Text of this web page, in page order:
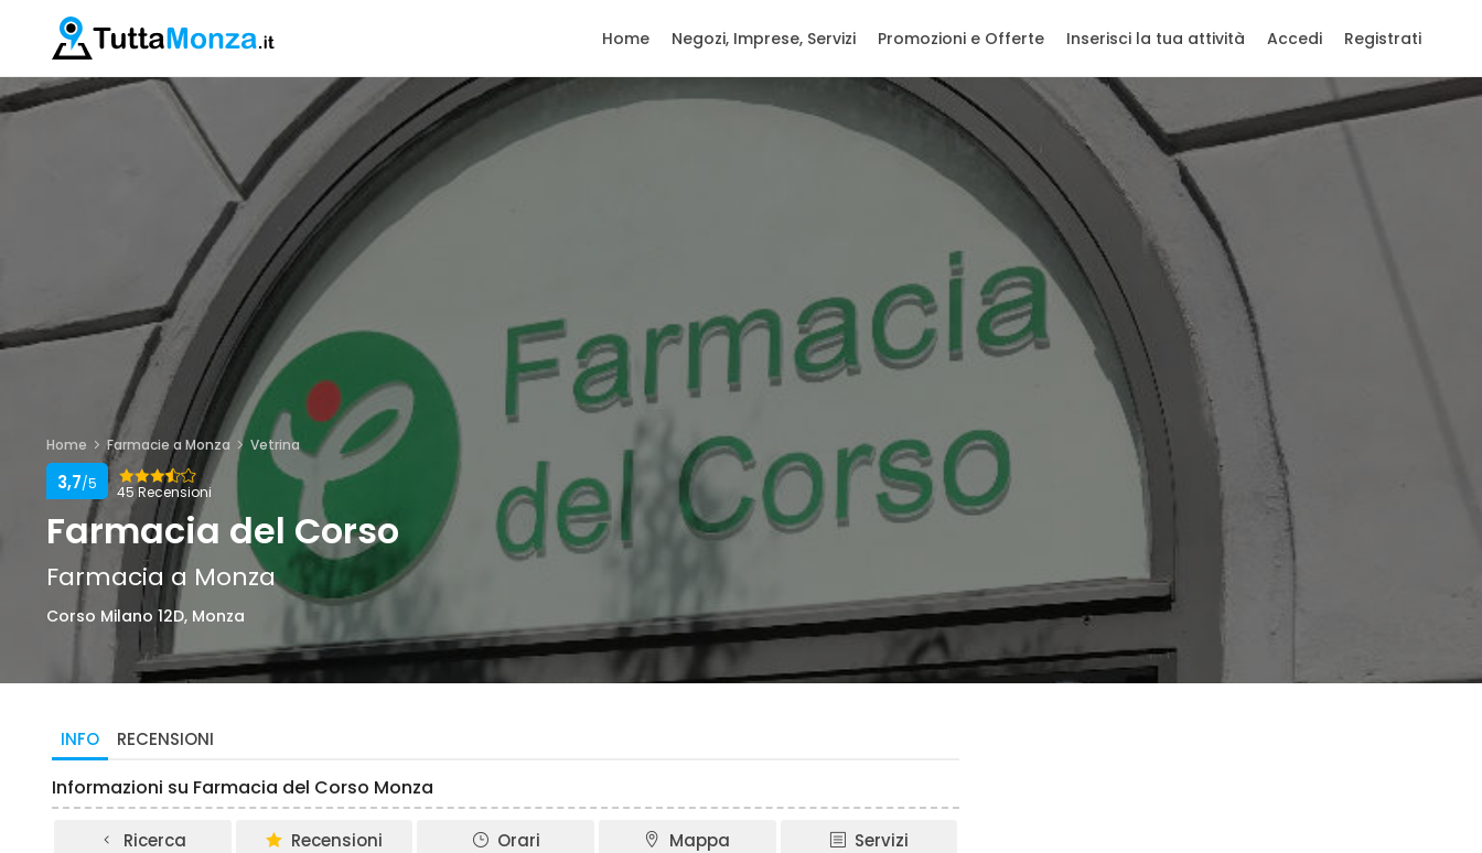
Home Negozi, Imprese, Servizi Promozioni e Offerte Inserisci la tua attività Accedi Registrati
Home Farmacie a Monza Vetrina
45 Recensioni
3,7/5
Farmacia del Corso
Farmacia a Monza
Corso Milano 12D, Monza
INFO RECENSIONI
Informazioni su Farmacia del Corso Monza
Ricerca Recensioni Orari Mappa Servizi